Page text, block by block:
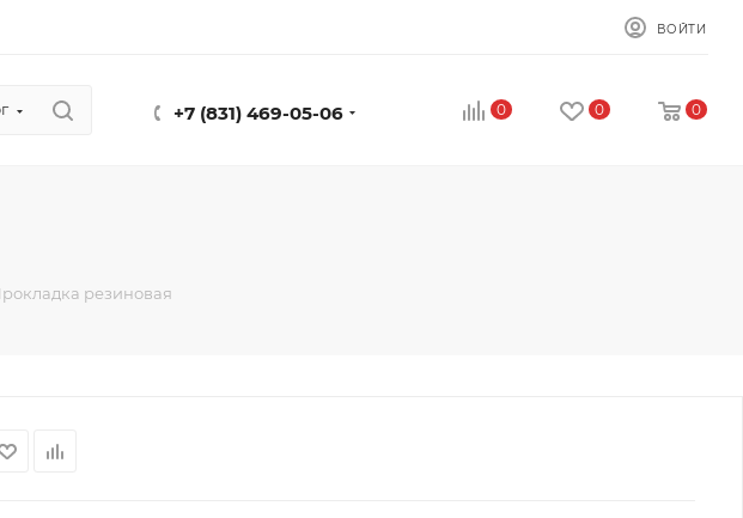
ВОЙТИ
+7 (831) 469-05-06 0 0 0
резиновая